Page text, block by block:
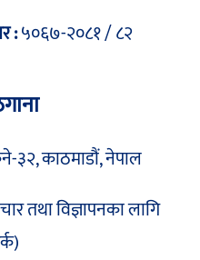
:५०६७-२०८१ / ८२
३२, काठमाडौं, नेपाल
तथा विज्ञापनका लागि